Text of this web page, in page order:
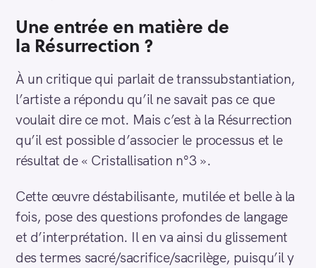
Une entrée en matière de
la Résurrection ?
À un critique qui parlait de transsubstantiation,
l’artiste a répondu qu’il ne savait pas ce que
voulait dire ce mot. Mais c’est à la Résurrection
qu’il est possible d’associer le processus et le
résultat de « Cristallisation n°3 ».
Cette œuvre déstabilisante, mutilée et belle à la
fois, pose des questions profondes de langage
et d’interprétation. Il en va ainsi du glissement
des termes sacré/sacrifice/sacrilège, puisqu’il y